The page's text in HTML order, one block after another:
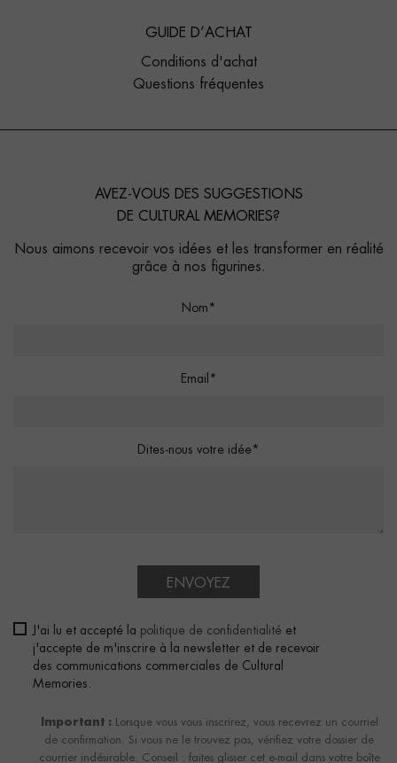
GUIDE D’ACHAT
Conditions d'achat
Questions fréquentes
AVEZ-VOUS DES SUGGESTIONS
DE CULTURAL MEMORIES?
Nous aimons recevoir vos idées et les transformer en réalité
grâce à nos figurines.
Nom*
Email*
Dites-nous votre idée*
ENVOYEZ
J'ai lu et accepté la politique de confidentialité et
j'accepte de m'inscrire à la newsletter et de recevoir
des communications commerciales de Cultural
Memories.
Important : Lorsque vous vous inscrirez, vous recevrez un courriel
de confirmation. Si vous ne le trouvez pas, vérifiez votre dossier de
courrier indésirable. Conseil : faites glisser cet e-mail dans votre boîte